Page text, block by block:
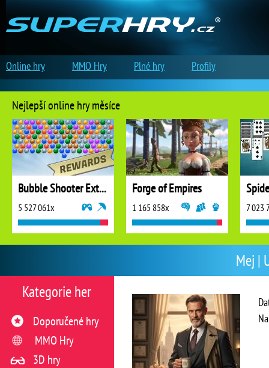
Mej |
Kategorie her
Doporučené hry
MMO Hry
3D hry
Nejlepší online hry měsíce
Bubble Shooter Extreme
5 527 061x
Forge of Empires
1 165 858x 7 023
Online hry MMO Hry Plné hry Profily